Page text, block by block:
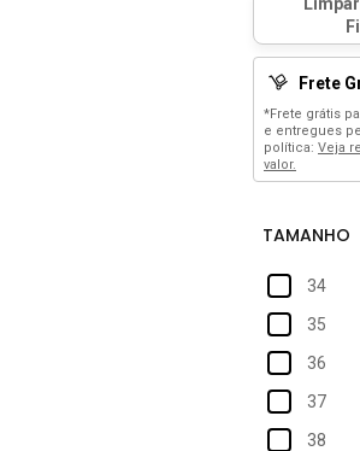
Frete
*Frete grátis
e entregues
política: Veja
valor.
34
35
36
37
38